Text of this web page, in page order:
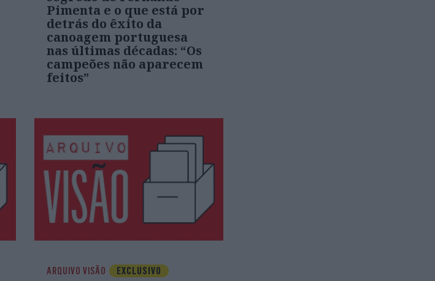
Pimenta e o que está por
detrás do êxito da
canoagem portuguesa
nas últimas décadas: “Os
campeões não aparecem
feitos”
ARQUIVO VISÃO EXCLUSIVO